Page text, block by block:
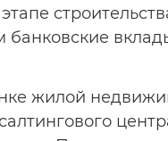
жилой